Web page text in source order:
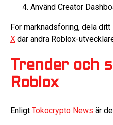
Använd Creator
För marknadsföring, dela
X där andra Roblox-
Trender och
Roblox
Enligt Tokocrypto News är